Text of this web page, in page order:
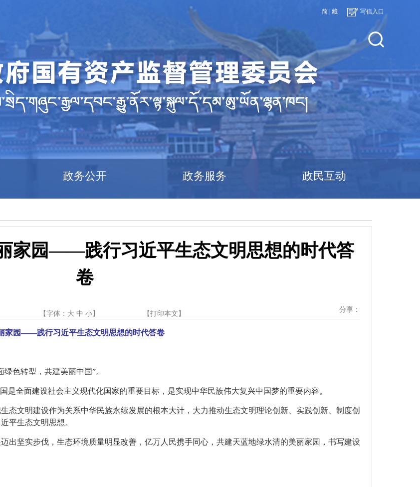
简 藏 写信入口
政务公开 政务服务 政民互动
家园——践行习近平生态文明思想的时代答
卷
【字体： 大 中 小】 【 打印本文 】
分享：
家园——践行习近平生态文明思想的时代答卷
色转型，共建美丽中国”。
是全面建设社会主义现代化国家的重要目标，是实现中华民族伟大复兴中国梦的重要内容。
态文明建设作为关系中华民族永续发展的根本大计，大力推动生态文明理论创新、实践创新、制度创
平生态文明思想。
出坚实步伐，生态环境质量明显改善，亿万人民携手同心，共建天蓝地绿水清的美丽家园，书写建设